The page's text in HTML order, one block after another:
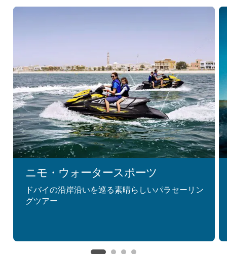
ニモ・ウォータースポーツ
ドバイの沿岸沿いを巡る素晴らしいパラセーリン
グツアー